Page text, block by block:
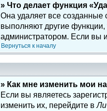
» Что делает функция
Она удаляет все созданные
выполняют другие функции,
администратором. Если вы
Вернуться к началу
» Как мне изменить мои
Если вы являетесь
изменить их, перейдите в